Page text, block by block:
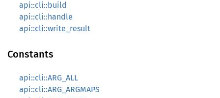
api::cli::build
api::cli::handle
api::cli::write_result
Constants
api::cli::ARG_ALL
api::cli::ARG_ARGMAPS